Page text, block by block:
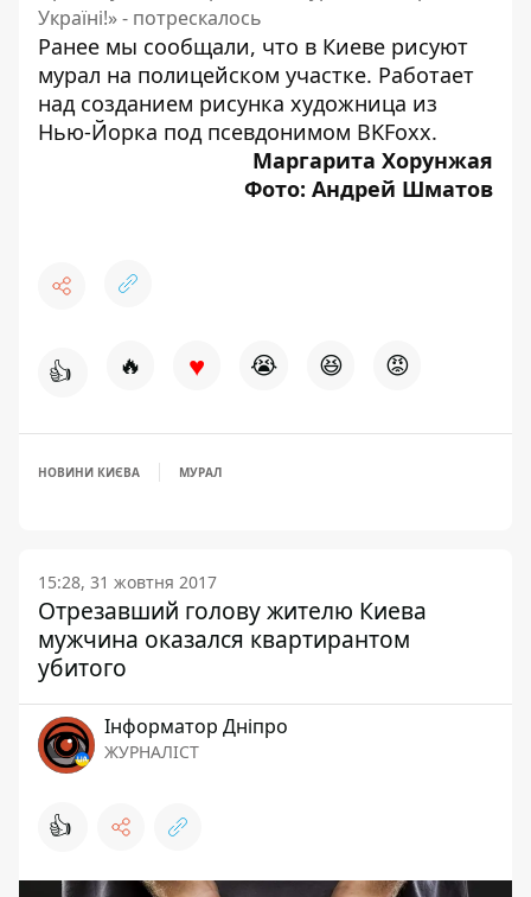
Україні!» - потрескалось
Ранее мы сообщали, что в Киеве рисуют
мурал на полицейском участке. Работает
над созданием рисунка художница из
Нью-Йорка под псевдонимом BKFoxx.
Маргарита Хорунжая
Фото: Андрей Шматов
👍 🔥 ♥ 😭 😆 😡
НОВИНИ КИЄВА МУРАЛ
15:28, 31 жовтня 2017
Отрезавший голову жителю Киева
мужчина оказался квартирантом
убитого
Інформатор Дніпро
ЖУРНАЛІСТ
👍